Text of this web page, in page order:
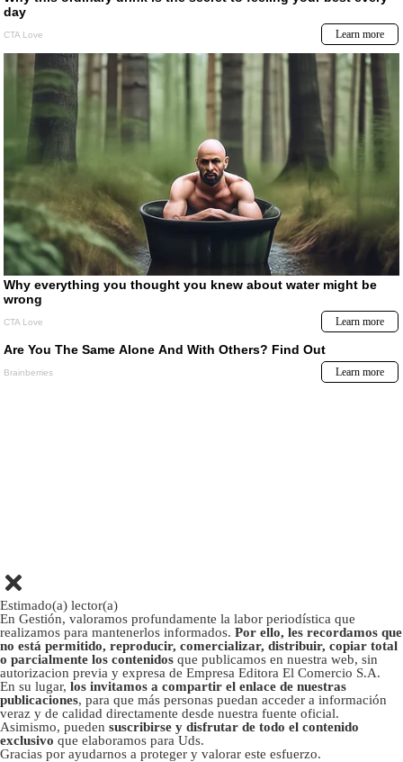
Estimado(a) lector(a)
En Gestión, valoramos profundamente la labor periodística que
realizamos para mantenerlos informados. Por ello, les recordamos que
no está permitido, reproducir, comercializar, distribuir, copiar total
o parcialmente los contenidos que publicamos en nuestra web, sin
autorizacion previa y expresa de Empresa Editora El Comercio S.A.
En su lugar, los invitamos a compartir el enlace de nuestras
publicaciones, para que más personas puedan acceder a información
veraz y de calidad directamente desde nuestra fuente oficial.
Asimismo, pueden suscribirse y disfrutar de todo el contenido
exclusivo que elaboramos para Uds.
Gracias por ayudarnos a proteger y valorar este esfuerzo.